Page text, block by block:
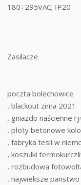
180÷295VAC; IP20
Zasilacze
poczta bolechowice
, blackout zima 2021
, gniazdo naścienne
, płoty betonowe
, fabryka tesli w
, koszulki
, rozbudowa
, najwieksze panstwo